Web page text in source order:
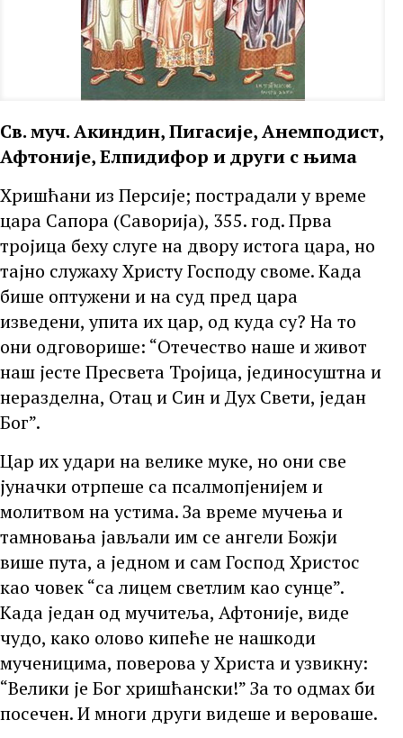
Св. муч. Акиндин, Пигасије, Анемподист,
Афтоније, Елпидифор и други с њима
Хришћани из Персије; пострадали у време
цара Сапора (Саворија), 355. год. Прва
тројица беху слуге на двору истога цара, но
тајно служаху Христу Господу своме. Када
бише оптужени и на суд пред цара
изведени, упита их цар, од куда су? На то
они одговорише: “Отечество наше и живот
наш јесте Пресвета Тројица, јединосуштна и
неразделна, Отац и Син и Дух Свети, један
Бог”.
Цар их удари на велике муке, но они све
јуначки отрпеше са псалмопјенијем и
молитвом на устима. За време мучења и
тамновања јављали им се ангели Божји
више пута, а једном и сам Господ Христос
као човек “са лицем светлим као сунце”.
Када један од мучитеља, Афтоније, виде
чудо, како олово кипеће не нашкоди
мученицима, поверова у Христа и узвикну:
“Велики је Бог хришћански!” За то одмах би
посечен. И многи други видеше и вероваше.